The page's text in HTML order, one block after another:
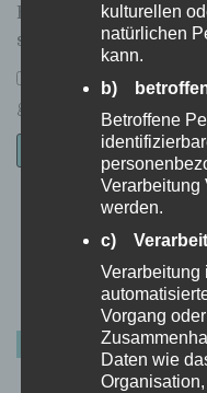
Browser für meinen
speichern.
Ich habe die
genommen.
Datenschutzerklärung|
Löschanfrage
AKTUELLER BUCHTIPP
kulturellen
natürlichen
kann.
b)
Betroffene
Verarbeitung
werden.
c)
Verarbeitung
Vorgang
Daten wie